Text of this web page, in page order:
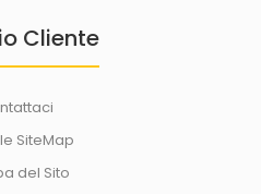
Cliente
SiteMap
del Sito